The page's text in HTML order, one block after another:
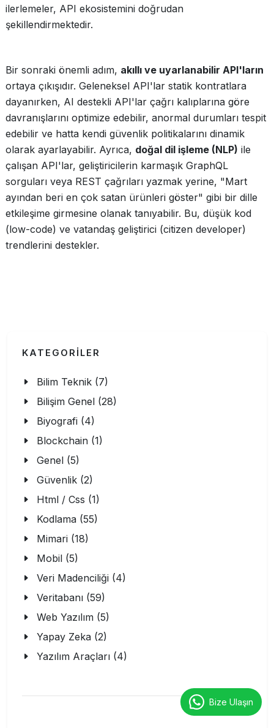
ilerlemeler, API ekosistemini doğrudan
şekillendirmektedir.
Bir sonraki önemli adım, akıllı ve uyarlanabilir API'ların
ortaya çıkışıdır. Geleneksel API'lar statik kontratlara
dayanırken, AI destekli API'lar çağrı kalıplarına göre
davranışlarını optimize edebilir, anormal durumları tespit
edebilir ve hatta kendi güvenlik politikalarını dinamik
olarak ayarlayabilir. Ayrıca, doğal dil işleme (NLP) ile
çalışan API'lar, geliştiricilerin karmaşık GraphQL
sorguları veya REST çağrıları yazmak yerine, "Mart
ayından beri en çok satan ürünleri göster" gibi bir dille
etkileşime girmesine olanak tanıyabilir. Bu, düşük kod
(low-code) ve vatandaş geliştirici (citizen developer)
trendlerini destekler.
KATEGORİLER
Bilim Teknik (7)
Bilişim Genel (28)
Biyografi (4)
Blockchain (1)
Genel (5)
Güvenlik (2)
Html / Css (1)
Kodlama (55)
Mimari (18)
Mobil (5)
Veri Madenciliği (4)
Veritabanı (59)
Web Yazılım (5)
Yapay Zeka (2)
Yazılım Araçları (4)
Bize Ulaşın